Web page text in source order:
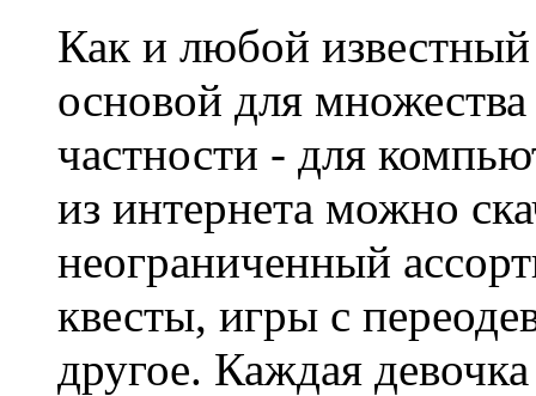
Как и любой
основой для
частности - для
из интернета можно
неограниченный
квесты, игры с
другое. Каждая